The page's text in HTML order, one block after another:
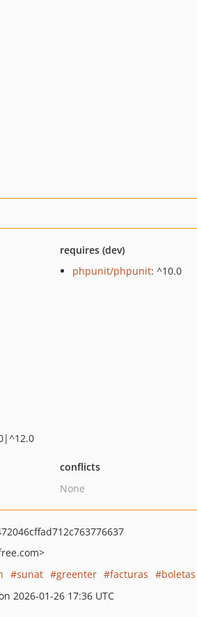
requires (dev)
phpunit/phpunit: ^10.0
conflicts
None
sunat greenter facturas
boletas
2026-01-26 17:36 UTC